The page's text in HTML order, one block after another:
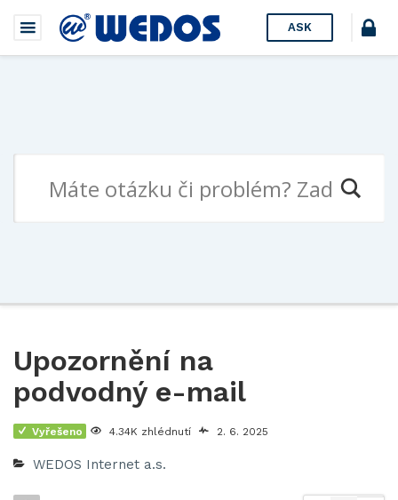
ASK
Upozornění na
podvodný e-mail
Vyřešeno 4.34K zhlédnutí 2. 6. 2025
WEDOS Internet a.s.